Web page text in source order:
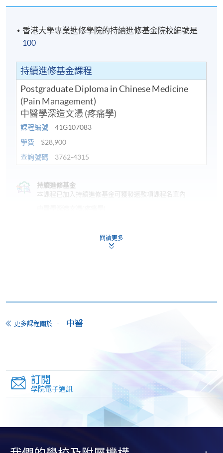
核及考試，並取得合格成績，可按香港大學體制，經
香港大學專業進修學院頒授「中醫學深造文憑（疼痛
"幾千年的中醫治痛經驗是很值得我們後人繼承和發揚
光大，我們要努力學習和運用這些傳統方法治療痛
報名代碼 2445-CM058A
現時接受報名
逢周二、周五，7:00pm - 10:00pm
香港大學專業進修學院的持續進修基金院校編號是
100
持續進修基金課程
Postgraduate Diploma in Chinese Medicine
(Pain Management)
中醫學深造文憑 (疼痛學)
課程編號
41G107083
學費
$28,900
查詢號碼
3762-4315
持續進修基金
本課程已加入持續進修基金可獲發還款項課程名單內
申請
報名辦法
網上報名服務
香港大學專業進修學院提供24小時網上報名及繳費服
閱讀更多
更多課程關於 中醫
訂閱
學院電子通訊